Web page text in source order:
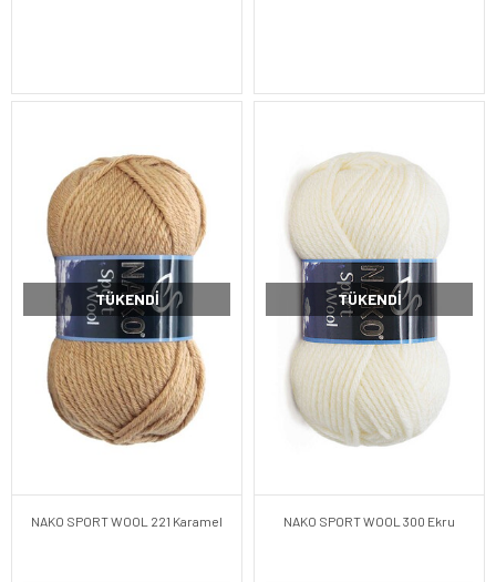
TÜKENDI
NAKO SPORT WOOL 221 Karamel
TÜKENDI
NAKO SPORT WOOL 300 Ekru